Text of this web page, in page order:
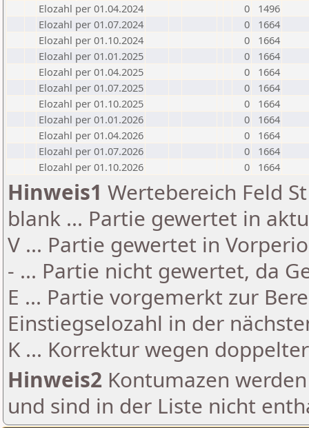
Elozahl per 01.04.2024
0
1496
Elozahl per 01.07.2024
0
1664
Elozahl per 01.10.2024
0
1664
Elozahl per 01.01.2025
0
1664
Elozahl per 01.04.2025
0
1664
Elozahl per 01.07.2025
0
1664
Elozahl per 01.10.2025
0
1664
Elozahl per 01.01.2026
0
1664
Elozahl per 01.04.2026
0
1664
Elozahl per 01.07.2026
0
1664
Elozahl per 01.10.2026
0 1664
Hinweis1 Wertebereich Feld
blank ... Partie gewertet in
V ... Partie gewertet in
- ... Partie nicht gewertet, da
E ... Partie vorgemerkt zur
Einstiegselozahl in der
K ... Korrektur wegen
Hinweis2 Kontumazen
und sind in der Liste nicht